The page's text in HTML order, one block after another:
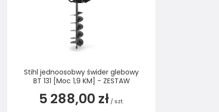
Stihl jednoosobwy świder glebowy
BT 131 [Moc 1,9 KM] - ZESTAW
5 288,00 zł / szt.